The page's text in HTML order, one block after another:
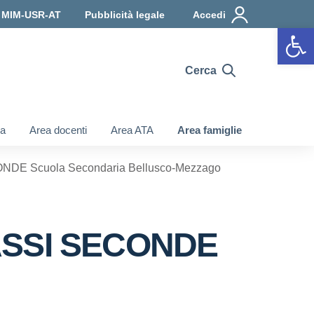
USR-AT Pubblicità legale Accedi
Cerca
Area docenti Area ATA Area famiglie
Scuola Secondaria Bellusco-Mezzago
SECONDE